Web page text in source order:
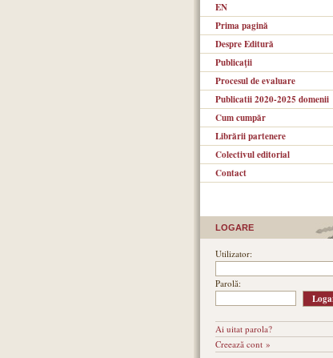
EN
Prima pagină
Despre Editură
Publicaţii
Procesul de evaluare
Publicatii 2020-2025 domenii
Cum cumpăr
Librării partenere
Colectivul editorial
Contact
LOGARE
Utilizator:
Parolă:
Ai uitat parola?
Creează cont »